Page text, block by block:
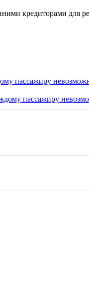
кредиторами для
пассажиру